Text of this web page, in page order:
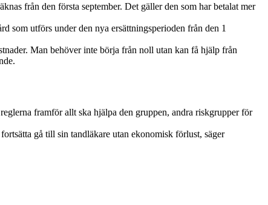
från den första september. Det gäller den som har betalat mer
som utförs under den nya ersättningsperioden från den 1
Man behöver inte börja från noll utan kan få hjälp från
framför allt ska hjälpa den gruppen, andra riskgrupper för
gå till sin tandläkare utan ekonomisk förlust, säger